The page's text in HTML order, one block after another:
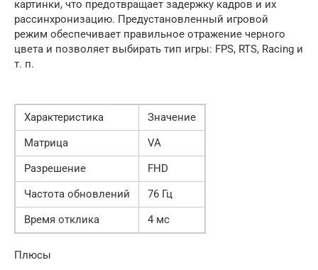
картинки, что предотвращает задержку кадров и их
рассинхронизацию. Предустановленный игровой
режим обеспечивает правильное отражение черного
цвета и позволяет выбирать тип игры: FPS, RTS, Racing и
т. п.
Характеристика
Значение
Матрица
VA
Разрешение
FHD
Частота обновлений
76 Гц
Время отклика
4 мс
Плюсы